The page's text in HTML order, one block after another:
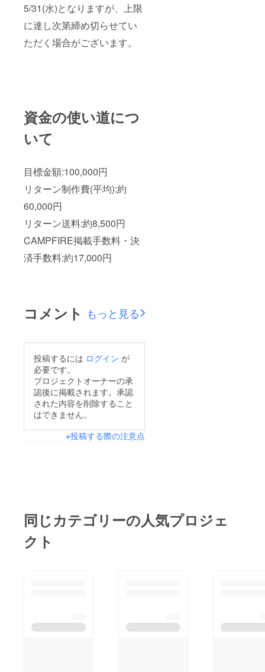
5/31(水)となりますが、上限
に達し次第締め切らせてい
ただく場合がございます。
資金の使い道につ
いて
目標金額:100,000円
リターン制作費(平均):約
60,000円
リターン送料:約8,500円
CAMPFIRE掲載手数料・決
済手数料:約17,000円
コメント もっと見る
投稿するには ログイン が
必要です。
プロジェクトオーナーの承
認後に掲載されます。承認
された内容を削除すること
はできません。
※投稿する際の注意点
同じカテゴリーの人気プロジェ
クト